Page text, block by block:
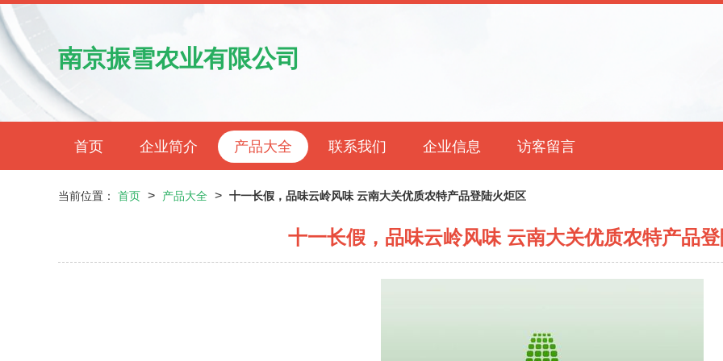
南京振雪农业有限公司
首页 企业简介 产品大全 联系我们 企业信息 访客留言
当前位置： 首页 > 产品大全 > 十一长假，品味云岭风味 云南大关优质农特产品登陆火炬区
十一长假，品味云岭风味 云南大关优质农特产品